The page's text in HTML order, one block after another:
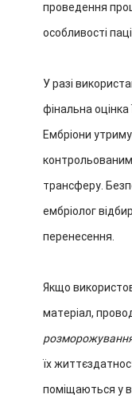
проведення
особливості
У разі
фінальна
Ембріони
трансферу.
ембріолог
перенесення.
Якщо
матеріал,
їх
поміщаються у